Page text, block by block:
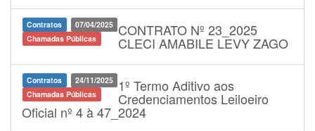
Contratos
07/04/2025
Chamadas Públicas
CONTRATO Nº 23_2025
CLECI AMABILE LEVY ZAGO
Contratos
24/11/2025
Chamadas Públicas
1º Termo Aditivo aos
Credenciamentos Leiloeiro
Oficial nº 4 à 47_2024